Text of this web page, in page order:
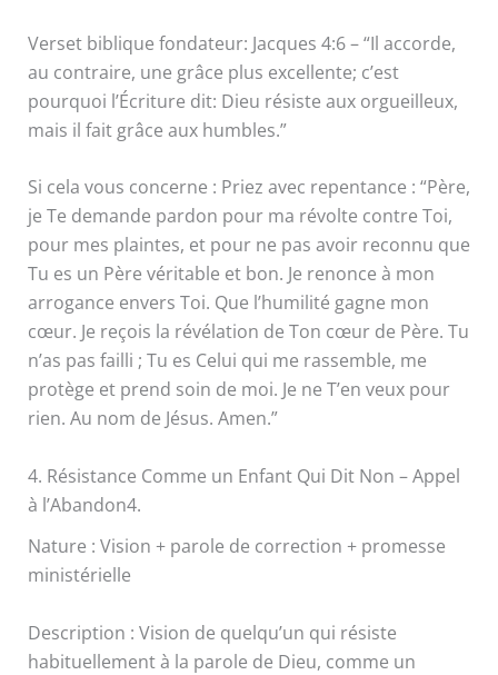
Verset biblique fondateur: Jacques 4:6 – “Il accorde,
au contraire, une grâce plus excellente; c’est
pourquoi l’Écriture dit: Dieu résiste aux orgueilleux,
mais il fait grâce aux humbles.”
Si cela vous concerne : Priez avec repentance : “Père,
je Te demande pardon pour ma révolte contre Toi,
pour mes plaintes, et pour ne pas avoir reconnu que
Tu es un Père véritable et bon. Je renonce à mon
arrogance envers Toi. Que l’humilité gagne mon
cœur. Je reçois la révélation de Ton cœur de Père. Tu
n’as pas failli ; Tu es Celui qui me rassemble, me
protège et prend soin de moi. Je ne T’en veux pour
rien. Au nom de Jésus. Amen.”
4. Résistance Comme un Enfant Qui Dit Non – Appel
à l’Abandon4.
Nature : Vision + parole de correction + promesse
ministérielle
Description : Vision de quelqu’un qui résiste
habituellement à la parole de Dieu, comme un